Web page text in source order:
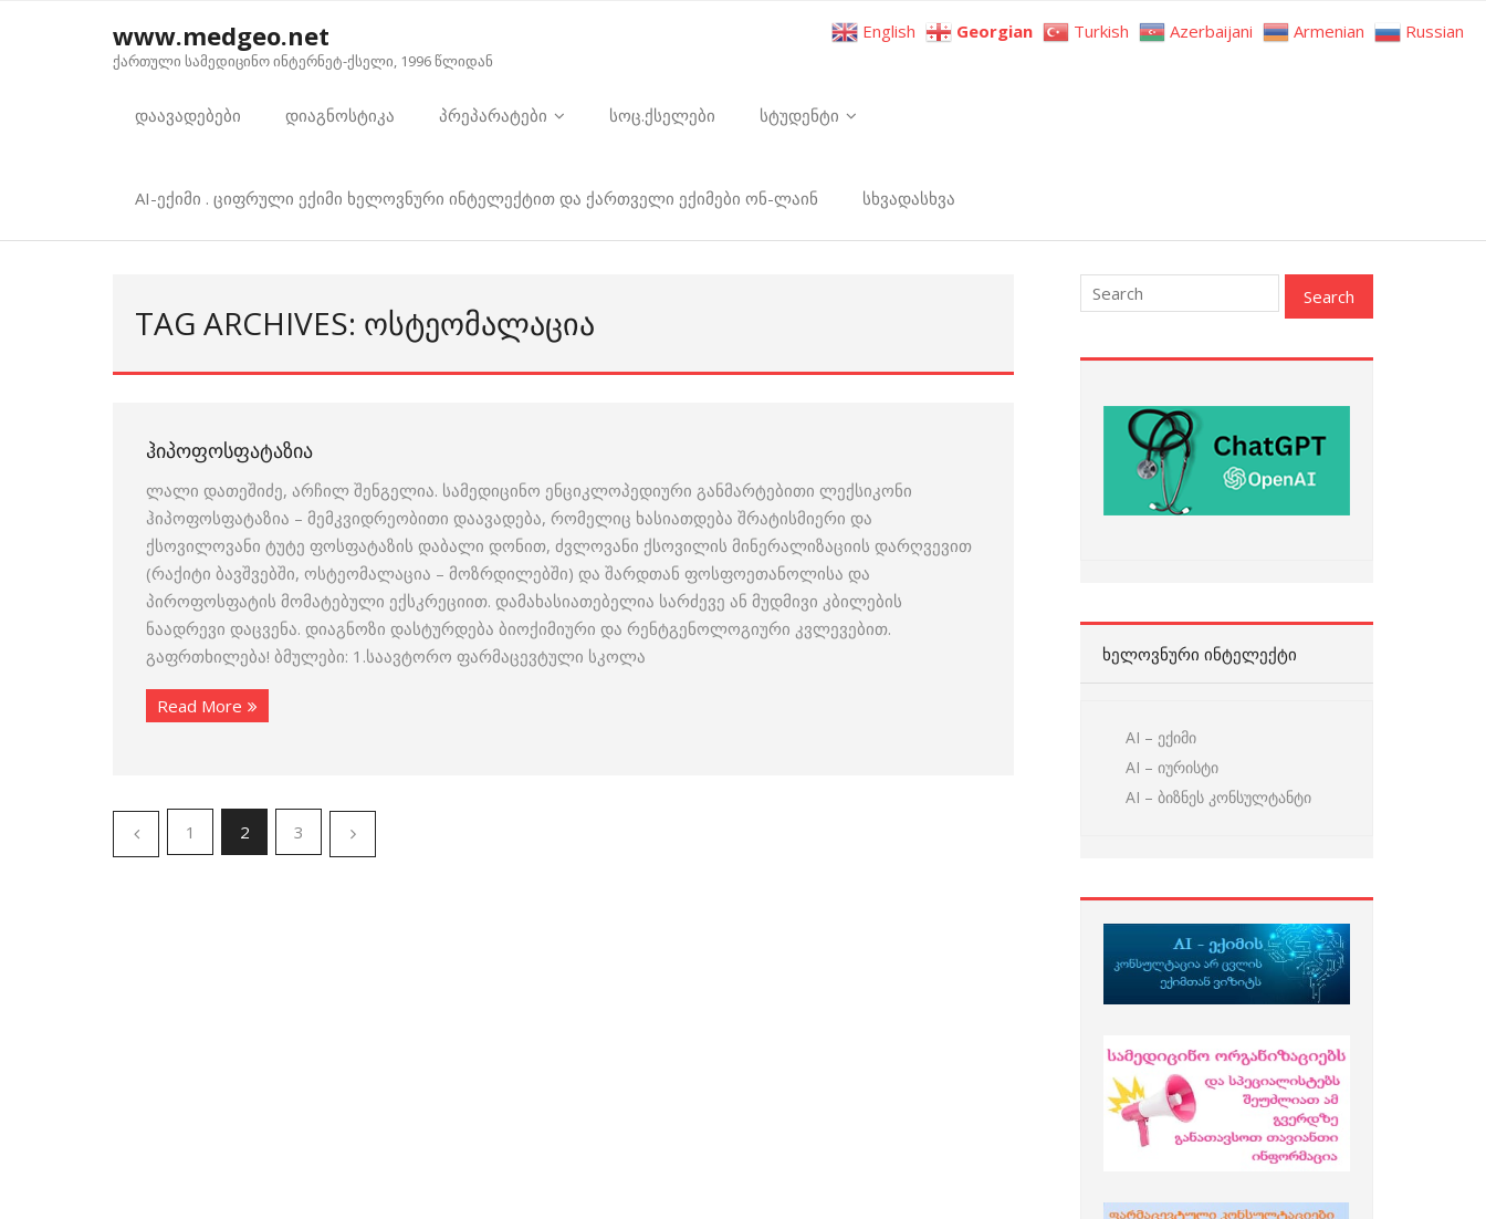
www.medgeo.net
ქართული სამედიცინო ინტერნეტ-ქსელი, 1996 წლიდან
დაავადებები დიაგნოსტიკა პრეპარატები სოც.ქსელები სტუდენტი
AI-ექიმი . ციფრული ექიმი ხელოვნური ინტელექტით და ქართველი ექიმები ონ-ლაინ სხვადასხვა
TAG ARCHIVES: ᲝᲡᲢᲔᲝᲛᲐᲚᲐᲪᲘᲐ
ᲰᲘᲞᲝᲤᲝᲡᲤᲐᲢᲐᲖᲘᲐ
ლალი დათეშიძე, არჩილ შენგელია. სამედიცინო ენციკლოპედიური განმარტებითი ლექსიკონი
ჰიპოფოსფატაზია – მემკვიდრეობითი დაავადება, რომელიც ხასიათდება შრატისმიერი და
ქსოვილოვანი ტუტე ფოსფატაზის დაბალი დონით, ძვლოვანი ქსოვილის მინერალიზაციის დარღვევით
(რაქიტი ბავშვებში, ოსტეომალაცია – მოზრდილებში) და შარდთან ფოსფოეთანოლისა და
პიროფოსფატის მომატებული ექსკრეციით. დამახასიათებელია სარძევე ან მუდმივი კბილების
ნაადრევი დაცვენა. დიაგნოზი დასტურდება ბიოქიმიური და რენტგენოლოგიური კვლევებით.
გაფრთხილება! ბმულები: 1.საავტორო ფარმაცევტული სკოლა
Read More
1 2 3
ᲮᲔᲚᲝᲕᲜᲣᲠᲘ ᲘᲜᲢᲔᲚᲔᲥᲢᲘ
AI – ექიმი
AI – იურისტი
AI – ბიზნეს კონსულტანტი
English Georgian Turkish Azerbaijani Armenian Russian